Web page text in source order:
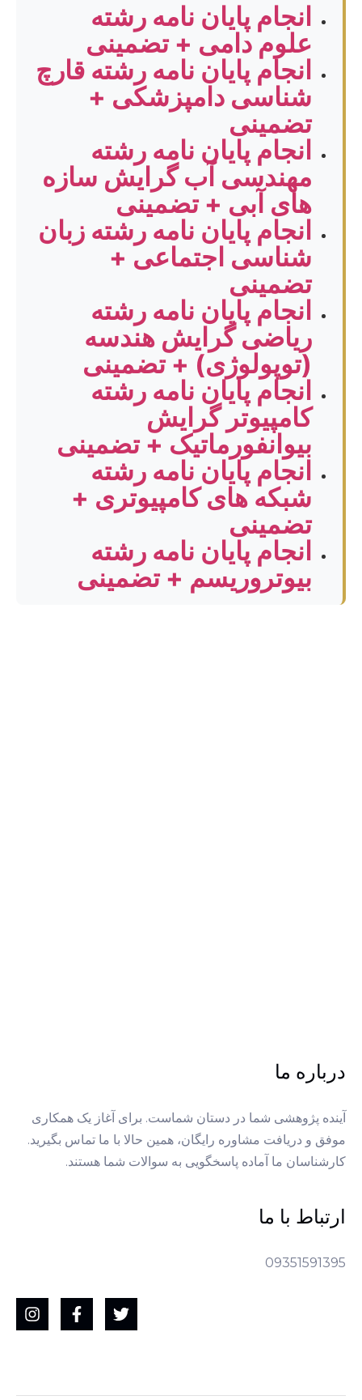
انجام پایان نامه رشته
علوم دامی + تضمینی
انجام پایان نامه رشته قارچ
شناسی دامپزشکی +
تضمینی
انجام پایان نامه رشته
مهندسی آب گرایش سازه
های آبی + تضمینی
انجام پایان نامه رشته زبان
شناسی اجتماعی +
تضمینی
انجام پایان نامه رشته
ریاضی گرایش هندسه
(توپولوژی) + تضمینی
انجام پایان نامه رشته
کامپیوتر گرایش
بیوانفورماتیک + تضمینی
انجام پایان نامه رشته
شبکه های کامپیوتری +
تضمینی
انجام پایان نامه رشته
بیوتروریسم + تضمینی
درباره ما
آینده پژوهشی شما در دستان شماست. برای آغاز یک همکاری
موفق و دریافت مشاوره رایگان، همین حالا با ما تماس بگیرید.
کارشناسان ما آماده پاسخگویی به سوالات شما هستند.
ارتباط با ما
09351591395